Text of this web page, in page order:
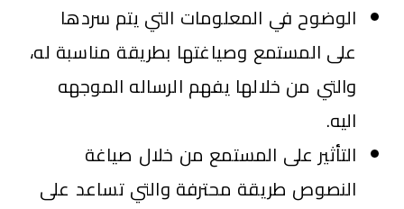
الوضوح في المعلومات التي يتم سردها
على المستمع وصياغتها بطريقة مناسبة له،
والتي من خلالها يفهم الرساله الموجهه
اليه.
التأثير على المستمع من خلال صياغة
النصوص طريقة محترفة والتي تساعد على